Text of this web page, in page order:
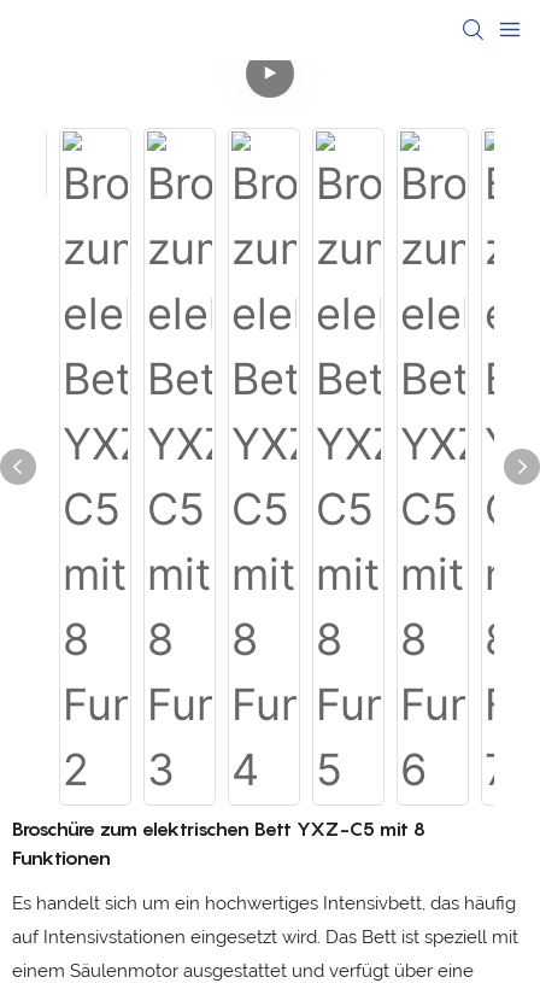
Broschüre zum elektrischen Bett YXZ-C5 mit 8
Funktionen
Es handelt sich um ein hochwertiges Intensivbett, das häufig
auf Intensivstationen eingesetzt wird. Das Bett ist speziell mit
einem Säulenmotor ausgestattet und verfügt über eine